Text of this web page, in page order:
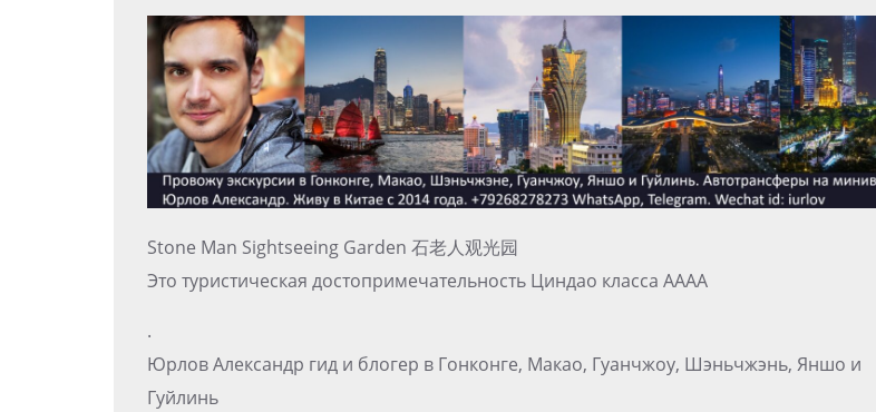
Stone Man Sightseeing Garden 石老人观光园
Это туристическая достопримечательность Циндао класса АААА
.
Юрлов Александр гид и блогер в Гонконге, Макао, Гуанчжоу, Шэньчжэнь, Яншо и
Гуйлинь